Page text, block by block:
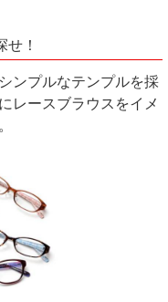
！
ンプルなテンプルを採
レースブラウスをイメ